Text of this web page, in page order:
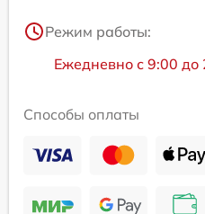
Режим работы:
Ежедневно с 9:00 до
Способы оплаты